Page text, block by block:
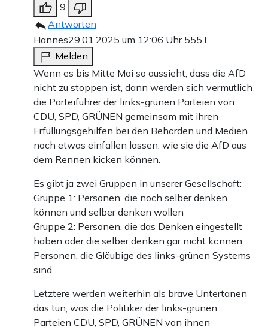
9
Antworten
Hannes29.01.2025 um 12:06 Uhr 555T
Melden
Wenn es bis Mitte Mai so aussieht, dass die AfD
nicht zu stoppen ist, dann werden sich vermutlich
die Parteiführer der links-grünen Parteien von
CDU, SPD, GRÜNEN gemeinsam mit ihren
Erfüllungsgehilfen bei den Behörden und Medien
noch etwas einfallen lassen, wie sie die AfD aus
dem Rennen kicken können.
Es gibt ja zwei Gruppen in unserer Gesellschaft:
Gruppe 1: Personen, die noch selber denken
können und selber denken wollen
Gruppe 2: Personen, die das Denken eingestellt
haben oder die selber denken gar nicht können,
Personen, die Gläubige des links-grünen Systems
sind.
Letztere werden weiterhin als brave Untertanen
das tun, was die Politiker der links-grünen
Parteien CDU, SPD, GRÜNEN von ihnen